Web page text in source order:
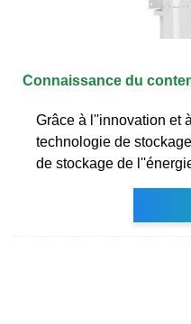
Connaissance du
Grâce à l''innovation et
technologie de
de stockage de